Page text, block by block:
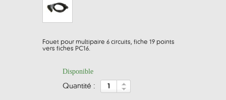
Fouet pour multipaire 6 circuits, fiche 19 points
vers fiches PC16.
Disponible
quantité :